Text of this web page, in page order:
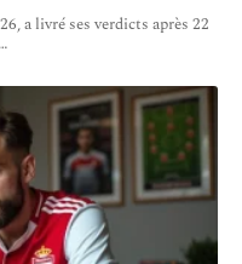
a livré ses verdicts après 22
…